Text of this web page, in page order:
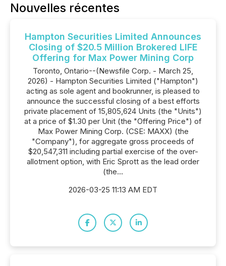
Nouvelles récentes
Hampton Securities Limited Announces
Closing of $20.5 Million Brokered LIFE
Offering for Max Power Mining Corp
Toronto, Ontario--(Newsfile Corp. - March 25,
2026) - Hampton Securities Limited ("Hampton")
acting as sole agent and bookrunner, is pleased to
announce the successful closing of a best efforts
private placement of 15,805,624 Units (the "Units")
at a price of $1.30 per Unit (the "Offering Price") of
Max Power Mining Corp. (CSE: MAXX) (the
"Company"), for aggregate gross proceeds of
$20,547,311 including partial exercise of the over-
allotment option, with Eric Sprott as the lead order
(the...
2026-03-25 11:13 AM EDT